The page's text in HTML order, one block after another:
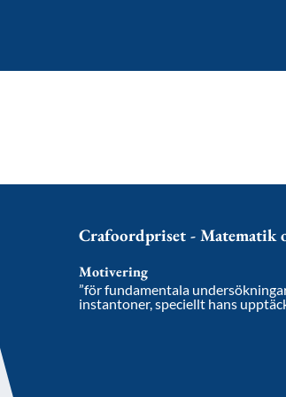
Crafoordpriset - Matematik
Motivering
”för fundamentala
instantoner, speciellt hans